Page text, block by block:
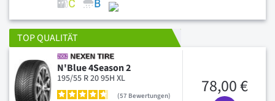
TOP QUALITÄT
N'Blue 4Season 2
195/55 R 20 95H XL
57 Bewertungen 78,00 €